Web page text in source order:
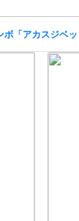
ボ「アカスジベ